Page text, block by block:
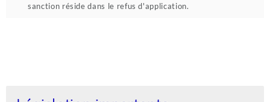
sanction réside dans le refus d'application.